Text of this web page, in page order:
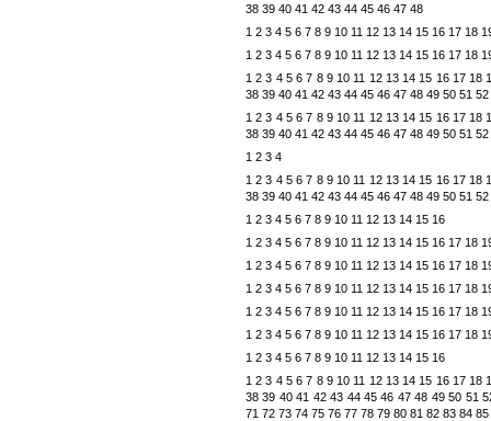
38 39 40 41 42 43 44 45 46 47 48
1 2 3 4 5 6 7 8 9 10 11 12 13 14 15 16 17 18
1 2 3 4 5 6 7 8 9 10 11 12 13 14 15 16 17 18
1 2 3 4 5 6 7 8 9 10 11 12 13 14 15 16 17 18
38 39 40 41 42 43 44 45 46 47 48 49 50 51 52
1 2 3 4 5 6 7 8 9 10 11 12 13 14 15 16 17 18
38 39 40 41 42 43 44 45 46 47 48 49 50 51 52
1 2 3 4
1 2 3 4 5 6 7 8 9 10 11 12 13 14 15 16 17 18
38 39 40 41 42 43 44 45 46 47 48 49 50 51 52
1 2 3 4 5 6 7 8 9 10 11 12 13 14 15 16
1 2 3 4 5 6 7 8 9 10 11 12 13 14 15 16 17 18
1 2 3 4 5 6 7 8 9 10 11 12 13 14 15 16 17 18
1 2 3 4 5 6 7 8 9 10 11 12 13 14 15 16 17 18
1 2 3 4 5 6 7 8 9 10 11 12 13 14 15 16 17 18
1 2 3 4 5 6 7 8 9 10 11 12 13 14 15 16 17 18
1 2 3 4 5 6 7 8 9 10 11 12 13 14 15 16
1 2 3 4 5 6 7 8 9 10 11 12 13 14 15 16 17 18
38 39 40 41 42 43 44 45 46 47 48 49 50 51
71 72 73 74 75 76 77 78 79 80 81 82 83 84 85